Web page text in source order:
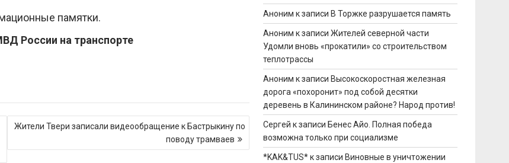
памятки.
России на транспорте
Жители Твери записали видеообращение к Бастрыкину по
поводу трамваев
Аноним к записи В Торжке разрушается память
Аноним к записиЖителей северной части
Удомли вновь «прокатили» со строительством
теплотрассы
Аноним к записи Высокоскоростная железная
дорога «похоронит» под собой десятки
деревень в Калининском районе? Народ против!
Сергей к записи Бенес Айо. Полная победа
возможна только при социализме
*KAK&TUS*к записи Виновные в уничтожении